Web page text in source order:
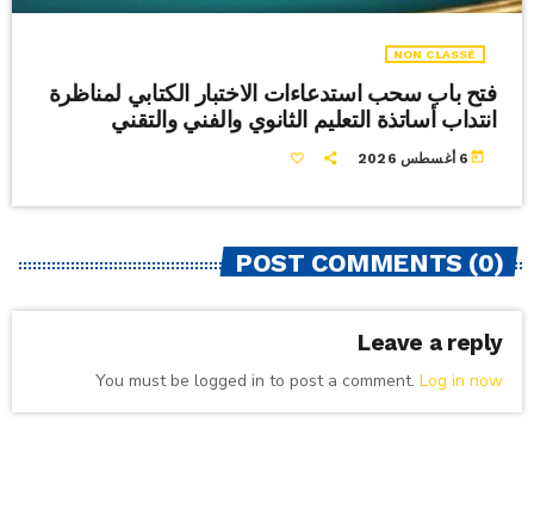
NON CLASSÉ
فتح باب سحب استدعاءات الاختبار الكتابي لمناظرة
انتداب أساتذة التعليم الثانوي والفني والتقني
today 6 أغسطس 2026
POST COMMENTS (0)
Leave a reply
You must be logged in to post a comment. Log in now